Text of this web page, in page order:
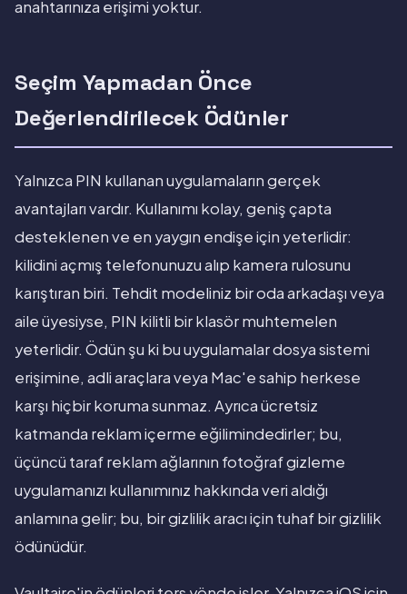
anahtarınıza erişimi yoktur.
Seçim Yapmadan Önce
Değerlendirilecek Ödünler
Yalnızca PIN kullanan uygulamaların gerçek
avantajları vardır. Kullanımı kolay, geniş çapta
desteklenen ve en yaygın endişe için yeterlidir:
kilidini açmış telefonunuzu alıp kamera rulosunu
karıştıran biri. Tehdit modeliniz bir oda arkadaşı veya
aile üyesiyse, PIN kilitli bir klasör muhtemelen
yeterlidir. Ödün şu ki bu uygulamalar dosya sistemi
erişimine, adli araçlara veya Mac'e sahip herkese
karşı hiçbir koruma sunmaz. Ayrıca ücretsiz
katmanda reklam içerme eğilimindedirler; bu,
üçüncü taraf reklam ağlarının fotoğraf gizleme
uygulamanızı kullanımınız hakkında veri aldığı
anlamına gelir; bu, bir gizlilik aracı için tuhaf bir gizlilik
ödünüdür.